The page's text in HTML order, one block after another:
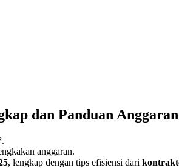
dan Panduan Anggaran
.
anggaran.
, lengkap dengan tips efisiensi dari